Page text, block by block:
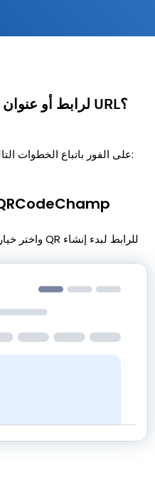
على الفور باتباع الخطوات التالية: